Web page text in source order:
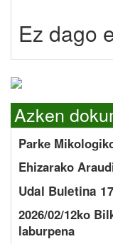
Ez dago
Azken
Parke
Ehizarako
Udal Buletina
2026/02/12ko
laburpena